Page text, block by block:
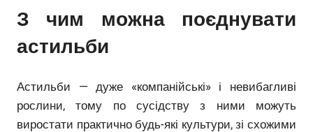
З чим можна поєднувати
астильби
Астильби — дуже «компанійські» і невибагливі
рослини, тому по сусідству з ними можуть
виростати практично будь-які культури, зі схожими